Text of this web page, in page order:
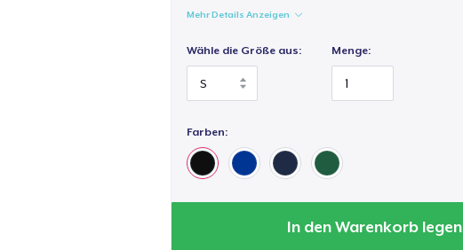
Mehr Details Anzeigen
Wähle die Größe aus: Menge:
Farben:
In den Warenkorb legen